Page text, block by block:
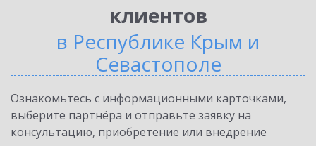
клиентов
в Республике Крым и
Севастополе
Ознакомьтесь с информационными карточками,
выберите партнёра и отправьте заявку на
консультацию, приобретение или внедрение